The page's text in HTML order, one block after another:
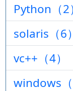
Python（2）
solaris（6）
vc++（4）
windows（